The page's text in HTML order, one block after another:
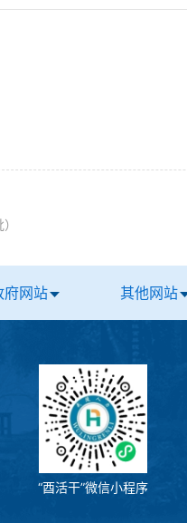
府网站 其他网站
“酉活干”微信小程序